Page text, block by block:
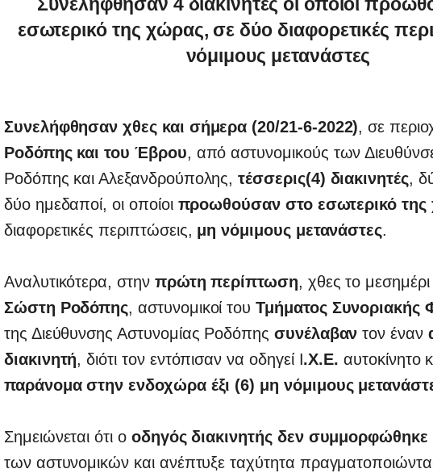
Συνελήφθησαν 4 διακινητές οι οποίοι
εσωτερικό της χώρας, σε δύο διαφορετικές
νόμιμους μετανάστες
Συνελήφθησαν χθες και σήμερα (20/21-6-2022), σε
Ροδόπης και του Έβρου, από αστυνομικούς των
Ροδόπης και Αλεξανδρούπολης,τέσσερις(4) διακινητές,
δύο ημεδαποί, οι οποίοι προωθούσαν στο εσωτερικό
διαφορετικές περιπτώσεις, μη νόμιμους μετανάστες.
Αναλυτικότερα, στην πρώτη περίπτωση, χθες το μεσημέρι
Σώστη Ροδόπης, αστυνομικοί τουΤμήματος
της Διεύθυνσης Αστυνομίας Ροδόπης συνέλαβαν τον έναν
διακινητή, διότι τον εντόπισαν να οδηγεί Ι.Χ.Ε. αυτοκίνητο
παράνομα στην ενδοχώρα έξι (6) μη νόμιμους
Σημειώνεται ότι ο οδηγός διακινητής δεν συμμορφώθηκε
των αστυνομικών και ανέπτυξε ταχύτητα